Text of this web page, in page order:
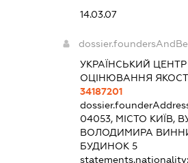
14.03.07
УКРАЇНСЬКИЙ ЦЕНТР
ОЦІНЮВАННЯ
34187201
04053, МІСТО КИЇВ,
ВОЛОДИМИРА
БУДИНОК 5
statements.nationality: